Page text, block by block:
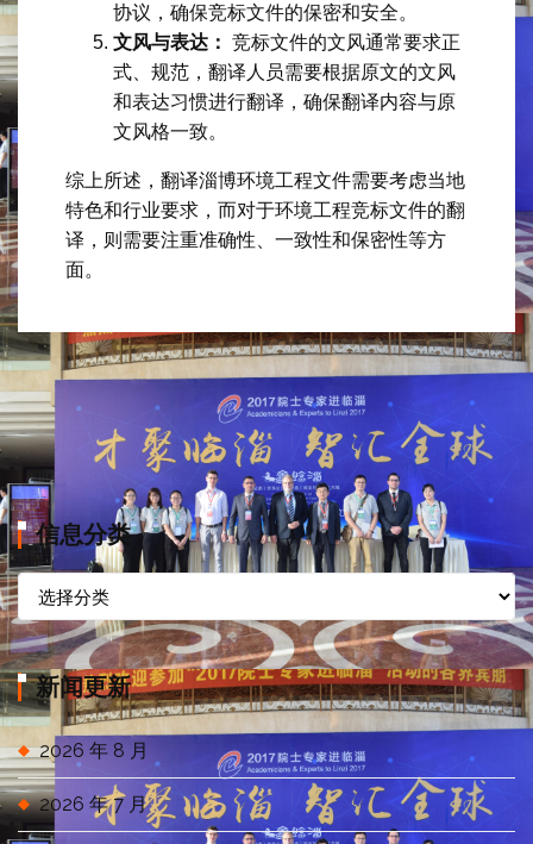
协议，确保竞标文件的保密和安全。
文风与表达： 竞标文件的文风通常要求正
式、规范，翻译人员需要根据原文的文风
和表达习惯进行翻译，确保翻译内容与原
文风格一致。
综上所述，翻译淄博环境工程文件需要考虑当地
特色和行业要求，而对于环境工程竞标文件的翻
译，则需要注重准确性、一致性和保密性等方
面。
信息分类
信
息
分
类新闻更新
2026 年 8 月
2026 年 7 月